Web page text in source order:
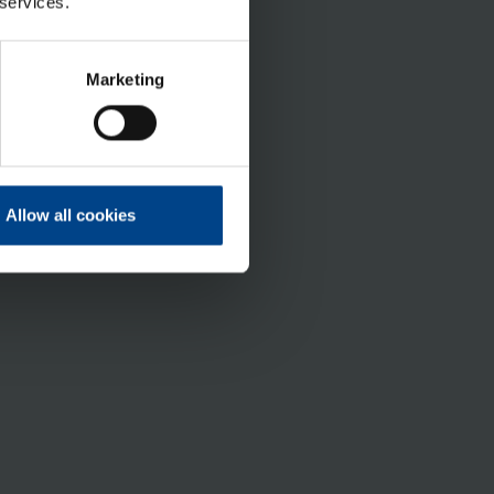
Marketing
Allow all cookies